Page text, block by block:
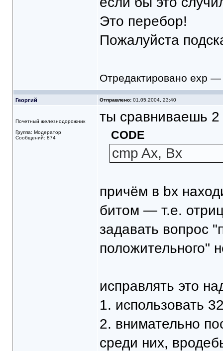
Это перебор!
Пожалуйста
Отредактировано exp
Георгий Отправлено:01.05.2004, 23:40
Почетный железнодорожник
Группа: Модератор
Сообщений: 874
ты сравниваешь 2
CODE
cmp Ax, Bx
причём в bx
битом — т.е.
задавать вопрос
положительного"
исправлять это
1. использовать
2. внимательно
среди них,